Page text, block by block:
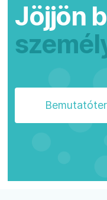
Jöjjön